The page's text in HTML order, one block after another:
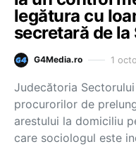
legătura cu
secretară de la
G4Media.ro 1
Judecătoria
procurorilor de
arestului la domiciliu
care sociologul este